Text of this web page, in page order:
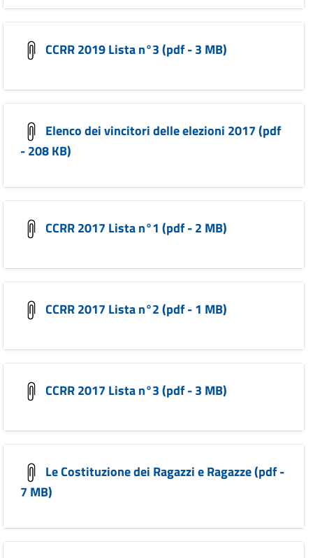
CCRR 2019 Lista n°3 (pdf - 3 MB)
Elenco dei vincitori delle elezioni 2017 (pdf
- 208 KB)
CCRR 2017 Lista n°1 (pdf - 2 MB)
CCRR 2017 Lista n°2 (pdf - 1 MB)
CCRR 2017 Lista n°3 (pdf - 3 MB)
Le Costituzione dei Ragazzi e Ragazze (pdf -
7 MB)